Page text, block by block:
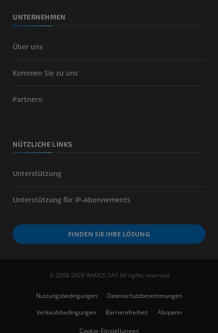
UNTERNEHMEN
Über uns
Kommen Sie zu uns
Partnern
NÜTZLICHE LINKS
Unterstützung
Unterstützung für IP-Abonnements
FINDEN SIE IHRE LÖSUNG
© 2008-2026 IMAIOS SAS All rights reserved
Nutzungsbedingungen
Datenschutzbestimmungen
Verkaufsbedingungen
Barrierefreiheit Abspann
Cookie-Einstellungen